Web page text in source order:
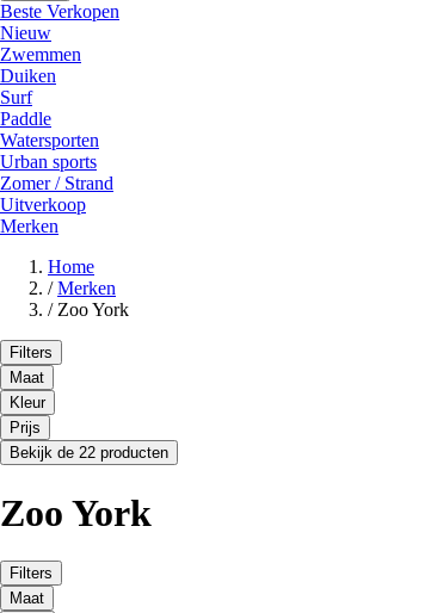
Beste Verkopen
Nieuw
Zwemmen
Duiken
Surf
Paddle
Watersporten
Urban sports
Zomer / Strand
Uitverkoop
Merken
Home
/ Merken
/ Zoo York
Filters
Maat
Kleur
Prijs
Bekijk de 22 producten
Zoo York
Filters
Maat